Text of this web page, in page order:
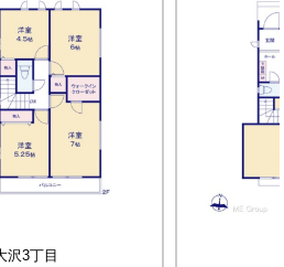
沢3丁目